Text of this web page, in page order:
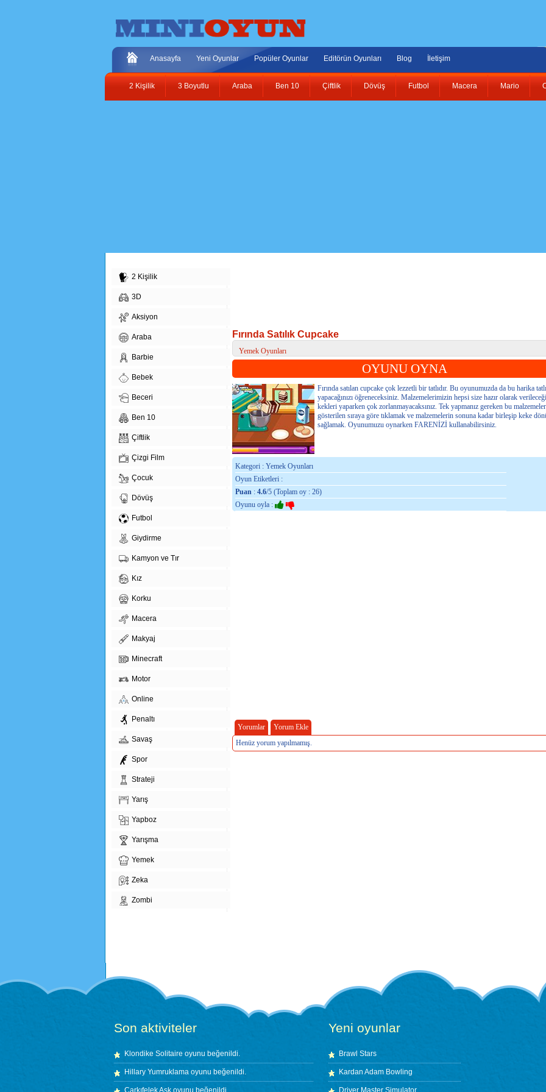
Anasayfa Yeni Oyunlar Popüler Oyunlar Editörün Oyunları Blog İletişim
2 Kişilik 3 Boyutlu Araba Ben 10 Çiftlik Dövüş Futbol Macera Mario
2 Kişilik
3D
Aksiyon
Araba
Barbie
Bebek
Beceri
Ben 10
Çiftlik
Çizgi Film
Çocuk
Dövüş
Futbol
Giydirme
Kamyon ve Tır
Kız
Korku
Macera
Makyaj
Minecraft
Motor
Online
Penaltı
Savaş
Spor
Strateji
Yarış
Yapboz
Yarışma
Yemek
Zeka
Zombi
Fırında Satılık Cupcake
Yemek Oyunları
OYUNU OYNA
Fırında satılan cupcake çok lezzetli bir tatlıdır. Bu oyunumuzda da bu harika
yapacağınızı öğreneceksiniz. Malzemelerimizin hepsi size hazır olarak
kekleri yaparken çok zorlanmayacaksınız. Tek yapmanız gereken bu
gösterilen sıraya göre tıklamak ve malzemelerin sonuna kadar birleşip keke
sağlamak. Oyunumuzu oynarken FARENİZİ kullanabilirsiniz.
Kategori : Yemek Oyunları
Oyun Etiketleri :
Puan : 4.6/5 (Toplam oy : 26)
Oyunu oyla :
Yorumlar
Yorum Ekle
Henüz yorum yapılmamış.
Son aktiviteler
Klondike Solitaire oyunu beğenildi.
Hillary Yumruklama oyunu beğenildi.
Çarkıfelek Aşk oyunu beğenildi.
Yeni oyunlar
Brawl Stars
Kardan Adam Bowling
Driver Master Simulator